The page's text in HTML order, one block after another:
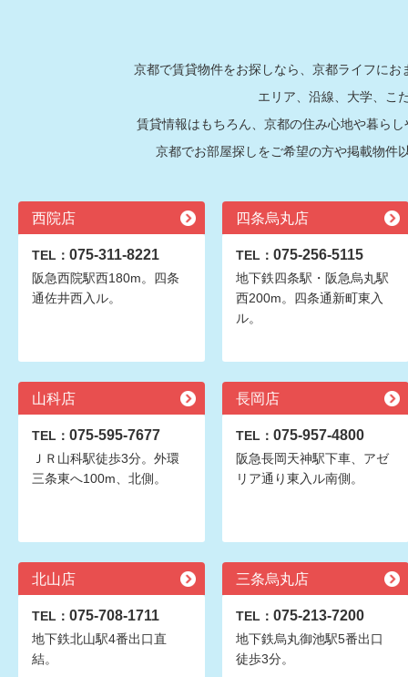
京都で賃貸物件をお探しなら、京都ライフに
エリア、沿線、大学、こ
賃貸情報はもちろん、京都の住み心地や暮ら
京都でお部屋探しをご希望の方や掲載物件
西院店
TEL： 075-311-8221
阪急西院駅西180m。四条
通佐井西入ル。
四条烏丸店
TEL： 075-256-5115
地下鉄四条駅・阪急烏丸駅
西200m。四条通新町東入
ル。
山科店
TEL： 075-595-7677
ＪＲ山科駅徒歩3分。外環
三条東へ100m、北側。
長岡店
TEL： 075-957-4800
阪急長岡天神駅下車、アゼ
リア通り東入ル南側。
北山店
TEL： 075-708-1711
地下鉄北山駅4番出口直
結。
三条烏丸店
TEL： 075-213-7200
地下鉄烏丸御池駅5番出口
徒歩3分。